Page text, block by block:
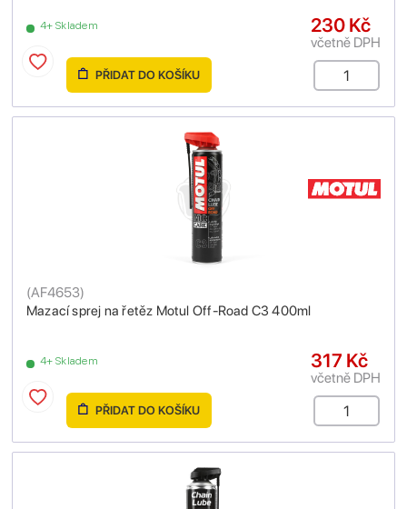
4+ Skladem 230 Kč
včetně DPH
PŘIDAT DO KOŠÍKU
Mazací sprej na řetěz Motul Off-Road C3 400ml
(AF4653)
4+ Skladem 317 Kč
včetně DPH
PŘIDAT DO KOŠÍKU